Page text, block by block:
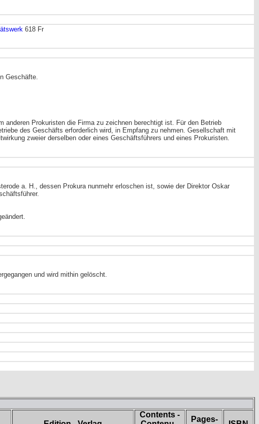
618 Fr
Geschäfte.
Prokuristen die Firma zu zeichnen berechtigt ist. Für den Betrieb
des Geschäfts erforderlich wird, in Empfang zu nehmen. Gesellschaft mit
zweier derselben oder eines Geschäftsführers und eines Prokuristen.
a. H., dessen Prokura nunmehr erloschen ist, sowie der Direktor Oskar
und wird mithin gelöscht.
Contents -
Pages-